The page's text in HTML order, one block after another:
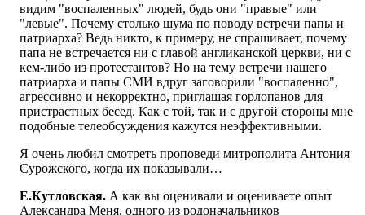
видим "воспаленных" людей, будь они "правые" или
"левые". Почему столько шума по поводу встречи папы и
патриарха? Ведь никто, к примеру, не спрашивает, почему
папа не встречается ни с главой англиканской церкви, ни с
кем-либо из протестантов? Но на тему встречи нашего
патриарха и папы СМИ вдруг заговорили "воспаленно",
агрессивно и некорректно, приглашая горлопанов для
пристрастных бесед. Как с той, так и с другой стороны мне
подобные телеобсуждения кажутся неэффективными.
Я очень любил смотреть проповеди митрополита Антония
Сурожского, когда их показывали…
Е.Кутловская. А как вы оценивали и оцениваете опыт
Александра Меня, одного из родоначальников